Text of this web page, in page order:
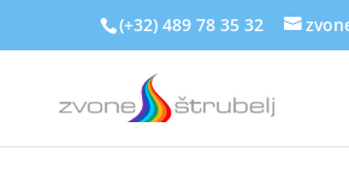
(+32) 489 78 35 32